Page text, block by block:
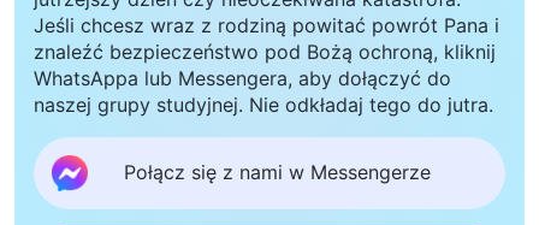
Jeśli chcesz wraz z rodziną powitać powrót Pana i
znaleźć bezpieczeństwo pod Bożą ochroną, kliknij
WhatsAppa lub Messengera, aby dołączyć do
naszej grupy studyjnej. Nie odkładaj tego do jutra.
Połącz się z nami w Messengerze